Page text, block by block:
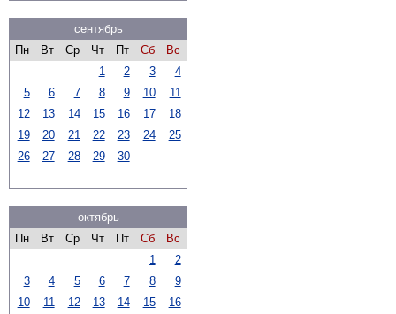
сентябрь
Пн
Вт Ср Чт Пт Сб
Вс
1
2 3
4
5
6 7 8 9 10
11
12
13 14 15 16 17
18
19
20 21 22 23 24
25
26
27 28 29 30
октябрь
Пн
Вт Ср Чт Пт Сб
Вс
1
2
3
4 5 6 7 8
9
10
11 12 13 14 15
16